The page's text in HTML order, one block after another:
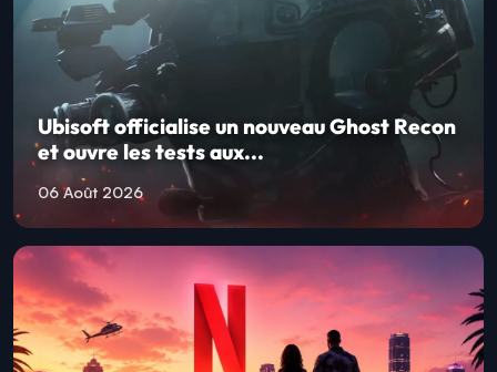
Ubisoft officialise un nouveau Ghost Recon
et ouvre les tests aux...
06 Août 2026